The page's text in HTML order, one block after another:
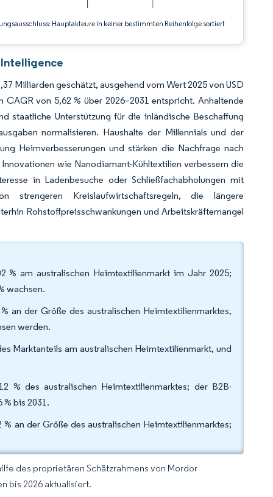
Hauptakteure in keiner bestimmten Reihenfolge sortiert
Milliarden geschätzt, ausgehend vom Wert 2025 von USD
von 5,62 % über 2026–2031 entspricht. Anhaltende
staatliche Unterstützung für die inländische Beschaffung
normalisieren. Haushalte der Millennials und der
Heimverbesserungen und stärken die Nachfrage nach
wie Nanodiamant-Kühltextilien verbessern die
in Ladenbesuche oder Schließfachabholungen mit
strengeren Kreislaufwirtschaftsregeln, die längere
Rohstoffpreisschwankungen und Arbeitskräftemangel
% am australischen Heimtextilienmarkt im Jahr 2025;
wachsen.
an der Größe des australischen Heimtextilienmarktes,
werden.
Marktanteils am australischen Heimtextilienmarkt, und
% des australischen Heimtextilienmarktes; der B2B-
bis 2031.
an der Größe des australischen Heimtextilienmarktes;
des proprietären Schätzrahmens von Mordor
bis 2026 aktualisiert.